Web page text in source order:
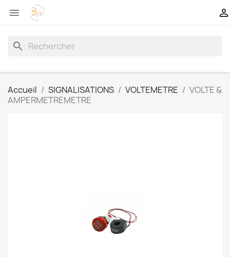
 
search
Accueil SIGNALISATIONS VOLTEMETRE
VOLTE &
AMPERMETREMETRE